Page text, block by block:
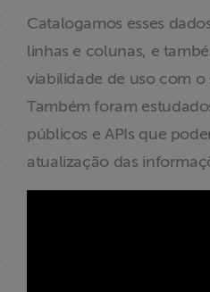
Catalogamos esses
linhas e colunas, e
viabilidade de uso com
Também foram
públicos e APIs que
atualização das